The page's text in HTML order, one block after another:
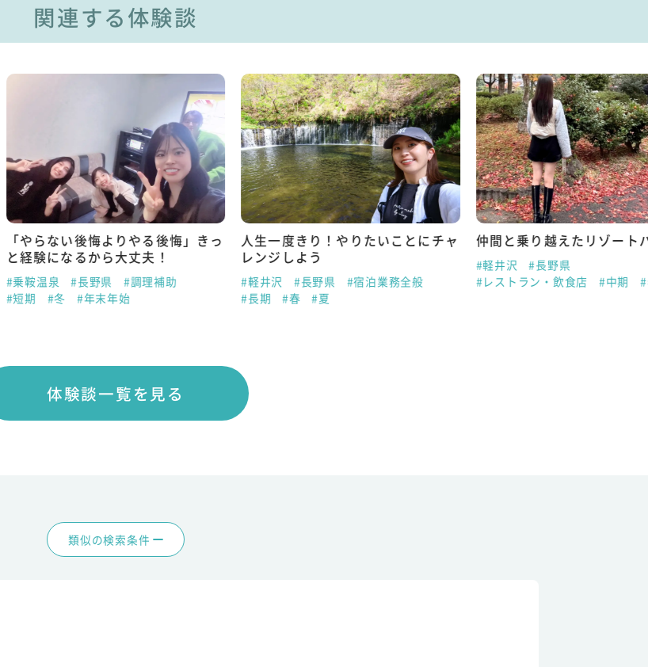
関連する体験談
「やらない後悔よりやる後悔」きっ
と経験になるから大丈夫！
#乗鞍温泉 #長野県
#調理補助
#短期
#冬 #年末年始
人生一度きり！やりたいことにチャ
レンジしよう
#軽井沢 #長野県
#宿泊業務全般
#長期
#春 #夏
仲間と乗り越えたリゾート
#軽井沢
#長野県
#レストラン・飲食店
#中期
体験談一覧を見る
類似の検索条件